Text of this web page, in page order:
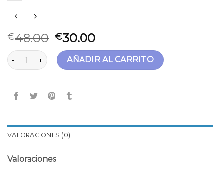
€48.00 €30.00
mochila piel cantidadAÑADIR AL CARRITO
VALORACIONES (0)
Valoraciones